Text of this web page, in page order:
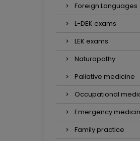
Foreign Languages
L-DEK exams
LEK exams
Naturopathy
Paliative medicine
Occupational
Emergency
Family practice